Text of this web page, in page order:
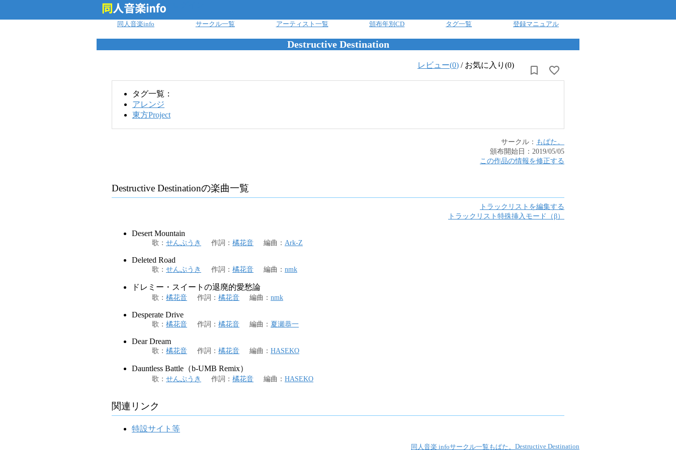
同人音楽info サークル一覧 アーティスト一覧 頒布年別CD タグ一覧 登録マニュアル
Destructive Destination
レビュー(0) / お気に入り(0)
タグ一覧：
アレンジ
東方Project
サークル： もぱた。
頒布開始日： 2019/05/05
この作品の情報を修正する
Destructive Destinationの楽曲一覧
トラックリストを編集する
トラックリスト特殊挿入モード（β）
Desert Mountain
歌 ： せんぷうき 作詞 ： 橘花音 編曲 ： Ark-Z
Deleted Road
歌 ： せんぷうき 作詞 ： 橘花音 編曲 ： nmk
ドレミー・スイートの退廃的愛愁論
歌 ： 橘花音 作詞 ： 橘花音 編曲 ： nmk
Desperate Drive
歌 ： 橘花音 作詞 ： 橘花音 編曲 ： 夏瀬恭一
Dear Dream
歌 ： 橘花音 作詞 ： 橘花音 編曲 ： HASEKO
Dauntless Battle（b-UMB Remix）
歌 ： せんぷうき 作詞 ： 橘花音 編曲 ： HASEKO
関連リンク
特設サイト等
同人音楽 infoサークル一覧 もぱた。 Destructive Destination